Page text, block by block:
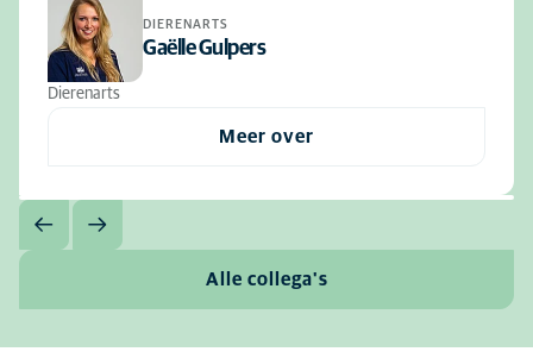
DIERENARTS
Gaëlle Gulpers
Dierenarts
Meer over
Alle collega's